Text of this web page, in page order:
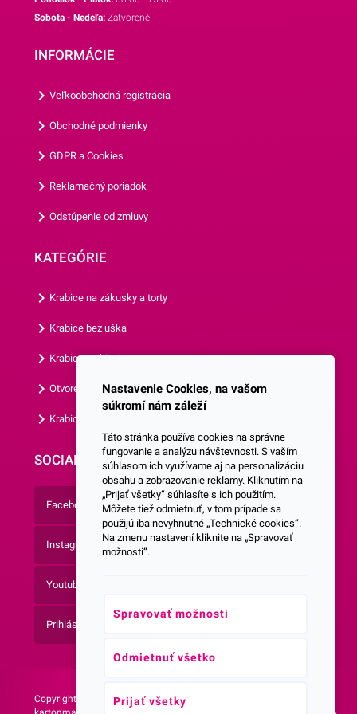
zrejme zožnú na detských
vyrábané z papiera, ktorý je
potravinami. Ich priemer je 5
cm a ich výška je 3
až 50 košíčkov.Odporúčame
Vám aj ostatné motívy
Sobota - Nedeľa: Zatvorené
INFORMÁCIE
Veľkoobchodná registrácia
Obchodné podmienky
GDPR a Cookies
Reklamačný poriadok
Odstúpenie od zmluvy
KATEGÓRIE
Krabice na zákusky a torty
Krabice bez uška
Krabice s okienkom
Otvorená krabica
Krabice s vlastným logom
SOCIALNE SIETE
Facebook
Instagram
Youtube
Prihlásenie do Newsletteru
Copyright © 2026 -
Nastavenie Cookies, na vašom
súkromí nám záleží
Táto stránka používa cookies na správne
fungovanie a analýzu návštevnosti. S vaším
súhlasom ich využívame aj na personalizáciu
obsahu a zobrazovanie reklamy. Kliknutím na
„Prijať všetky“ súhlasíte s ich použitím.
Môžete tiež odmietnuť, v tom prípade sa
použijú iba nevyhnutné „Technické cookies“.
Na zmenu nastavení kliknite na „Spravovať
možnosti“.
Spravovať možnosti
Odmietnuť všetko
Prijať všetky